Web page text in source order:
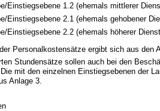
Einstiegsebene 1.2 (­ehemals mittlerer
Einstiegsebene 2.1 (­ehemals gehobener
Einstiegsebene 2.2 (­ehemals höherer
Personalkostensätze ergibt sich aus den
Stundensätze sollen auch bei den
mit den einzelnen Einstiegsebenen der
Anlage 3.